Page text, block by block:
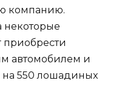
компанию.
некоторые
приобрести
автомобилем и
на 550 лошадиных